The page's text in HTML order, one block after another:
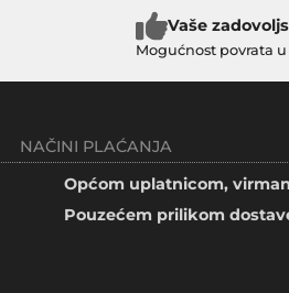
Vaše
Mogućnost povrata
NAČINI PLAĆANJA
Općom uplatnicom,
Pouzećem prilikom